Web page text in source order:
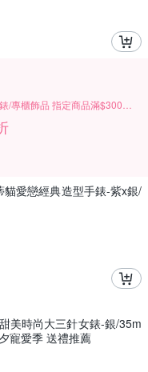
貓愛戀經典造型手錶-紫x銀/
美時尚大三針女錶-銀/35m
寵愛季 送禮推薦